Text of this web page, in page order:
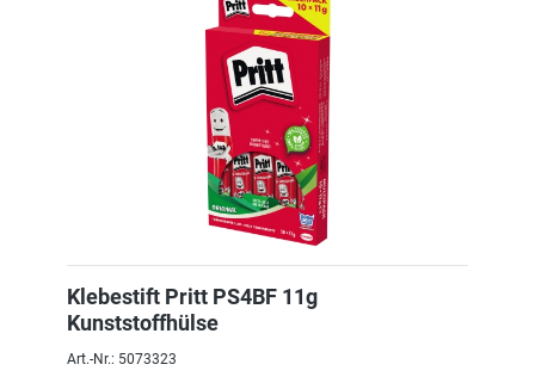
Klebestift Pritt PS4BF 11g
Kunststoffhülse
Art.-Nr.: 5073323